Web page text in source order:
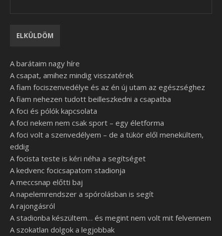
A barátaim nagy híre
A csapat, amihez mindig visszatérek
A fiam fociszenvedélye és az én új utam az egészséghez
A fiam nehezen tudott beilleszkedni a csapatba
A foci és pólók kapcsolata
A foci nekem nem csak sport – egy életforma
A foci volt a szenvedélyem – de a tükör elől menekültem,
eddig
A focista teste is kéri néha a segítséget
A kedvenc focicsapatom stadionja
A meccsnap előtti baj
A napelemrendszer a spórolásban is segít
A rajongásról
A stadionba készültem… és megint nem volt mit felvennem
A szokatlan dolgok a legjobbak